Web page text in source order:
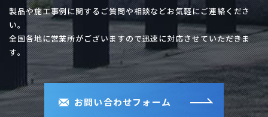
製品や施工事例に関するご質問や相談などお気軽にご連絡くださ
い。
全国各地に営業所がございますので迅速に対応させていただきま
す。
お問い合わせフォーム